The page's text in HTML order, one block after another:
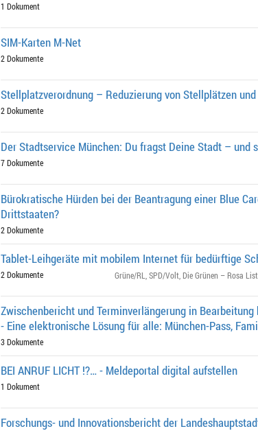
1 Dokument
SIM-Karten M-Net
2 Dokumente
Stellplatzverordnung – Reduzierung von Stellplätzen
2 Dokumente
Der Stadtservice München: Du fragst Deine Stadt –
7 Dokumente
Bürokratische Hürden bei der Beantragung einer Blue
Drittstaaten?
2 Dokumente
Tablet-Leihgeräte mit mobilem Internet für bedürftige
2 Dokumente Grüne/RL SPD/Volt, Die Grünen – Rosa
Zwischenbericht und Terminverlängerung in
- Eine elektronische Lösung für alle: München-Pass,
3 Dokumente
BEI ANRUF LICHT !?… - Meldeportal digital aufstellen
1 Dokument
Forschungs- und Innovationsbericht der